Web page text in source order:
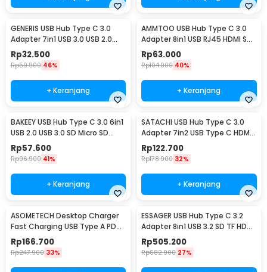
Dilengkapi dengan Lampu Indikator
mata ketika menyala. Letaknya yang berada agak di bawah, serta
warna lampu yang cenderung lembut membuat lampu indikator
pada Bcase USB Hub ini elegan dan tetap fungsional.
GENERIS USB Hub Type C 3.0
Adapter 7in1 USB 3.0 USB 2.0
USB Type C - GEN23
Rp32.500
Rp59.900 46%
+ Keranjang
AMMTOO USB Hub Type C 3.0
Adapter 8in1 USB RJ45 HDMI SD
TF USB Type C - K1
Rp63.000
Rp104.900 40%
+ Keranjang
BAKEEY USB Hub Type C 3.0 6in1
USB 2.0 USB 3.0 SD Micro SD
HDMI PD QC - BK6
Rp57.600
Rp96.900 41%
+ Keranjang
SATACHI USB Hub Type C 3.0
Adapter 7in2 USB Type C HDMI
MicroSD PD TF - BYL-2101
Rp122.700
Rp178.900 32%
+ Keranjang
ASOMETECH Desktop Charger
Fast Charging USB Type A PD
QC 8 Port 40W - WLX-A9D
Rp166.700
Rp247.900 33%
ESSAGER USB Hub Type C 3.2
Adapter 8in1 USB 3.2 SD TF HDMI
SSD PD 100W - ES-TA08
Rp505.200
Rp682.900 27%